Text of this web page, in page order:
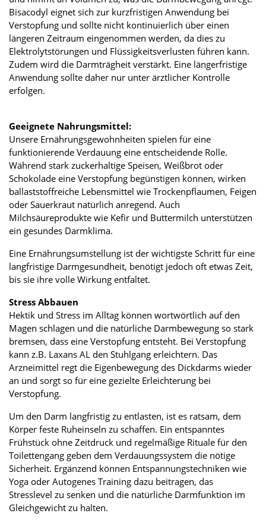
Bisacodyl eignet sich zur kurzfristigen Anwendung bei
Verstopfung und sollte nicht kontinuierlich über einen
längeren Zeitraum eingenommen werden, da dies zu
Elektrolytstörungen und Flüssigkeitsverlusten führen kann.
Zudem wird die Darmträgheit verstärkt. Eine längerfristige
Anwendung sollte daher nur unter ärztlicher Kontrolle
erfolgen.
Geeignete Nahrungsmittel:
Unsere Ernährungsgewohnheiten spielen für eine
funktionierende Verdauung eine entscheidende Rolle.
Während stark zuckerhaltige Speisen, Weißbrot oder
Schokolade eine Verstopfung begünstigen können, wirken
ballaststoffreiche Lebensmittel wie Trockenpflaumen, Feigen
oder Sauerkraut natürlich anregend. Auch
Milchsäureprodukte wie Kefir und Buttermilch unterstützen
ein gesundes Darmklima.
Eine Ernährungsumstellung ist der wichtigste Schritt für eine
langfristige Darmgesundheit, benötigt jedoch oft etwas Zeit,
bis sie ihre volle Wirkung entfaltet.
Stress Abbauen
Hektik und Stress im Alltag können wortwörtlich auf den
Magen schlagen und die natürliche Darmbewegung so stark
bremsen, dass eine Verstopfung entsteht. Bei Verstopfung
kann z.B. Laxans AL den Stuhlgang erleichtern. Das
Arzneimittel regt die Eigenbewegung des Dickdarms wieder
an und sorgt so für eine gezielte Erleichterung bei
Verstopfung.
Um den Darm langfristig zu entlasten, ist es ratsam, dem
Körper feste Ruheinseln zu schaffen. Ein entspanntes
Frühstück ohne Zeitdruck und regelmäßige Rituale für den
Toilettengang geben dem Verdauungssystem die nötige
Sicherheit. Ergänzend können Entspannungstechniken wie
Yoga oder Autogenes Training dazu beitragen, das
Stresslevel zu senken und die natürliche Darmfunktion im
Gleichgewicht zu halten.